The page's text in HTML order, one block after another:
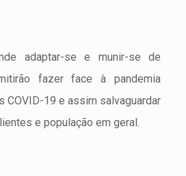
adaptar-se e munir-se de
fazer face à pandemia
COVID-19 e assim salvaguardar
e população em geral.